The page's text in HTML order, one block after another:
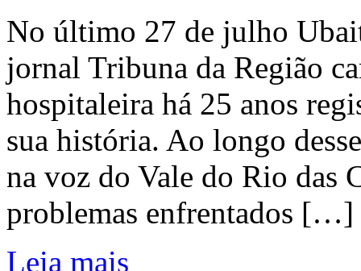
No último 27 de julho
jornal Tribuna da Região
hospitaleira há 25 anos
sua história. Ao longo
na voz do Vale do Rio das
problemas enfrentados […]
Leia mais